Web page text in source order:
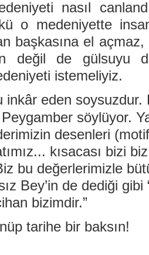
nasıl
o medeniyette
başkasına el
değil de gülsuyu
istemeliyiz.
inkâr eden soysuzdur.
Peygamber söylüyor.
desenleri
kısacası bizi
bu değerlerimizle
Bey’in de dediği
bizimdir.”
tarihe bir baksın!